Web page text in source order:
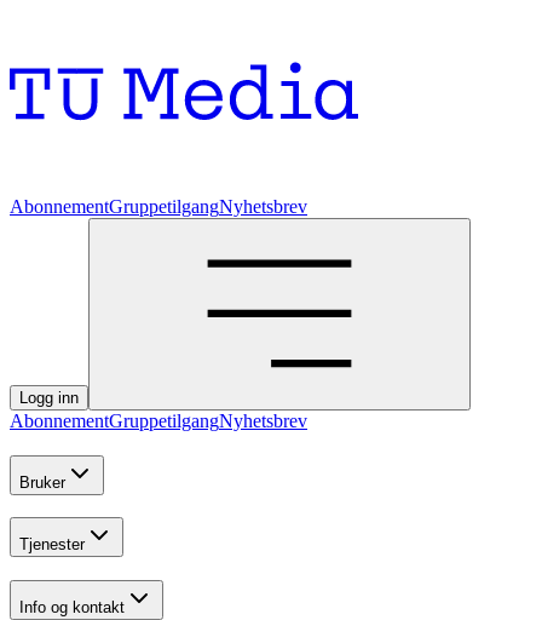
AbonnementGruppetilgangNyhetsbrev
Logg inn
AbonnementGruppetilgangNyhetsbrev
Bruker
Tjenester
Info og kontakt